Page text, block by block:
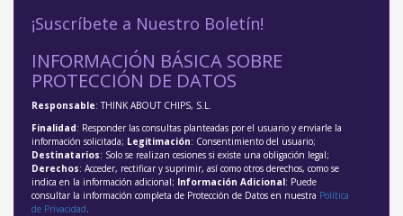
¡Suscríbete a Nuestro Boletín!
INFORMACIÓN BÁSICA SOBRE
PROTECCIÓN DE DATOS
Responsable: THINK ABOUT CHIPS, S.L.
Finalidad: Responder las consultas planteadas por el usuario y enviarle la
información solicitada; Legitimación: Consentimiento del usuario;
Destinatarios: Solo se realizan cesiones si existe una obligación legal;
Derechos: Acceder, rectificar y suprimir, así como otros derechos, como se
indica en la información adicional; Información Adicional: Puede
consultar la información completa de Protección de Datos en nuestra Política
de Privacidad.